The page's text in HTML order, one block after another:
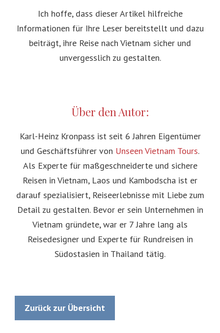
Ich hoffe, dass dieser Artikel hilfreiche
Informationen für Ihre Leser bereitstellt und dazu
beiträgt, ihre Reise nach Vietnam sicher und
unvergesslich zu gestalten.
Über den Autor:
Karl-Heinz Kronpass ist seit 6 Jahren Eigentümer
und Geschäftsführer von Unseen Vietnam Tours.
Als Experte für maßgeschneiderte und sichere
Reisen in Vietnam, Laos und Kambodscha ist er
darauf spezialisiert, Reiseerlebnisse mit Liebe zum
Detail zu gestalten. Bevor er sein Unternehmen in
Vietnam gründete, war er 7 Jahre lang als
Reisedesigner und Experte für Rundreisen in
Südostasien in Thailand tätig.
Zurück zur Übersicht